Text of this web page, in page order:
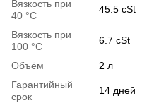
Вязкость при
40 °С
45.5 cSt
Вязкость при
100 °С
6.7 cSt
Объём
2 л
Гарантийный
срок
14 дней